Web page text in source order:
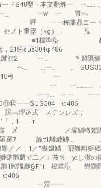
ードS48型・本文翻鯉一 一
w 一 胃へ
称藩贔コー
ノト重塁（kg），
標準型 む
，21紛sus304φ486
蔵型L蹴節2 一… ￥
… … SUS30
弓 一
………… ……
一一 一一ミ汐
￥総β⑪⑭一一SUS304
式 ステンレズ；
，1 ，r
塚鱗轍駕購・
轟羅羅7 論τ1離纏鱒…
／／，1／”幾嬢鱗、罷難離獅郷
癖灘麟で二／」蔑％ ytし潔の
辮識継§F1i 標華型 欝鶏
φ486
淫一一